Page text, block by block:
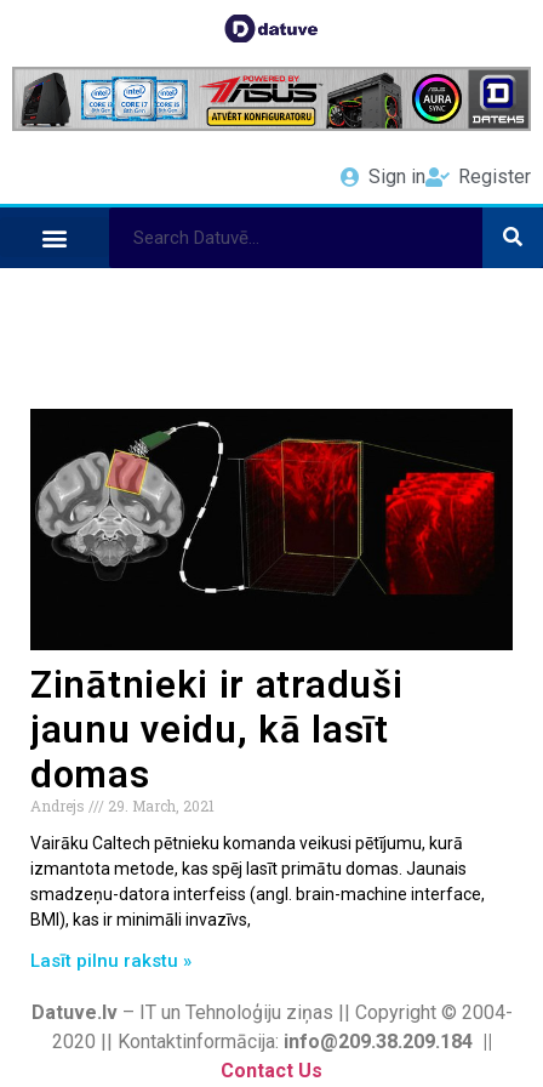
Sign in Register
Zinātnieki ir atraduši
jaunu veidu, kā lasīt
domas
Andrejs
29. March, 2021
Vairāku Caltech pētnieku komanda veikusi pētījumu, kurā
izmantota metode, kas spēj lasīt primātu domas. Jaunais
smadzeņu-datora interfeiss (angl. brain-machine interface,
BMI), kas ir minimāli invazīvs,
Lasīt pilnu rakstu »
Datuve.lv– IT un Tehnoloģiju ziņas || Copyright © 2004-
2020 || Kontaktinformācija: info@209.38.209.184 ||
Contact Us